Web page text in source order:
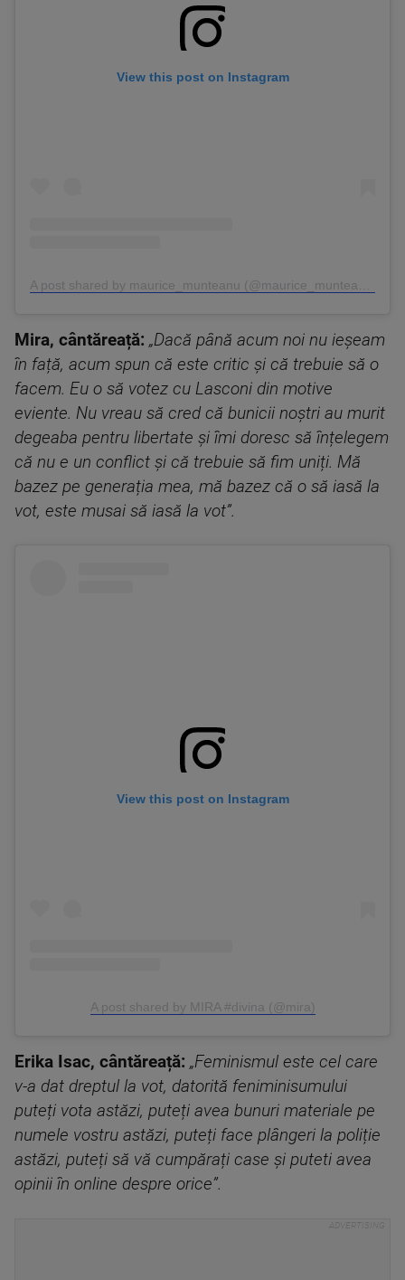
View this post on Instagram
Mira, cântăreață: „Dacă până acum noi nu ieșeam
în față, acum spun că este critic și că trebuie să o
facem. Eu o să votez cu Lasconi din motive
eviente. Nu vreau să cred că bunicii noștri au murit
degeaba pentru libertate și îmi doresc să înțelegem
că nu e un conflict și că trebuie să fim uniți. Mă
bazez pe generația mea, mă bazez că o să iasă la
vot, este musai să iasă la vot”.
View this post on Instagram
A post shared by MIRA #divina (@mira)
Erika Isac, cântăreață: „Feminismul este cel care
v-a dat dreptul la vot, datorită feniminisumului
puteți vota astăzi, puteți avea bunuri materiale pe
numele vostru astăzi, puteți face plângeri la poliție
astăzi, puteți să vă cumpărați case și puteti avea
opinii în online despre orice”.